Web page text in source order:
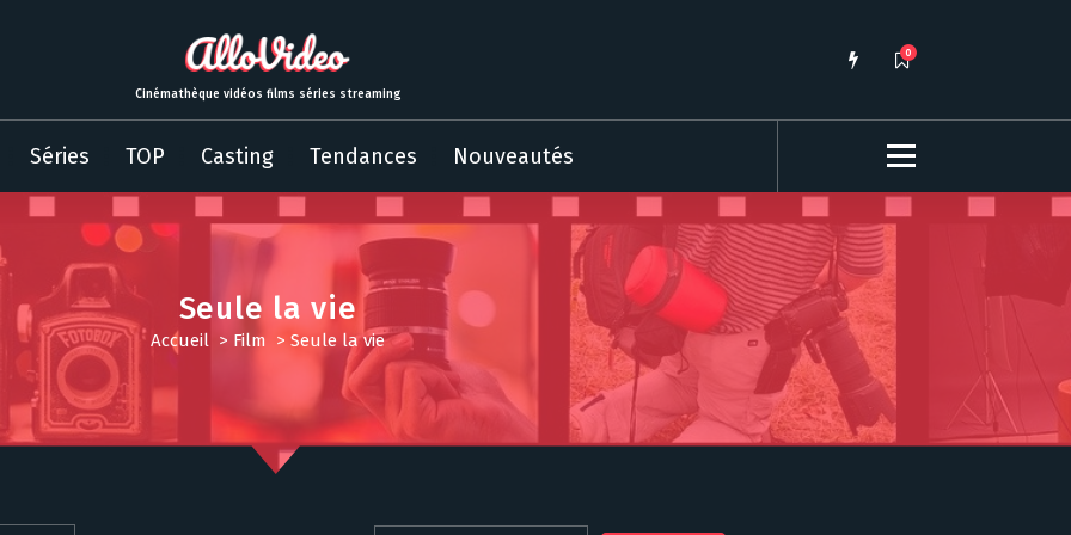
Cinémathèque vidéos films séries streaming
0
Séries TOP Casting Tendances Nouveautés
Seule la vie
Accueil > Film > Seule la vie